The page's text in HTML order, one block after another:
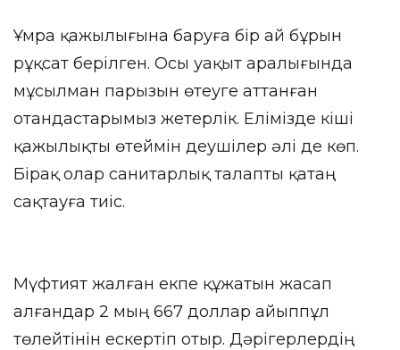
Ұмра қажылығына баруға бір ай бұрын
рұқсат берілген. Осы уақыт аралығында
мұсылман парызын өтеуге аттанған
отандастарымыз жетерлік. Елімізде кіші
қажылықты өтеймін деушілер әлі де көп.
Бірақ олар санитарлық талапты қатаң
сақтауға тиіс.
Мүфтият жалған екпе құжатын жасап
алғандар 2 мың 667 доллар айыппұл
төлейтінін ескертіп отыр. Дәрігерлердің